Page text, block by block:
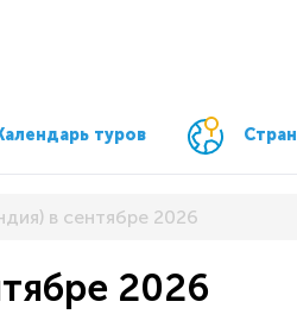
туров
в сентябре 2026
2026